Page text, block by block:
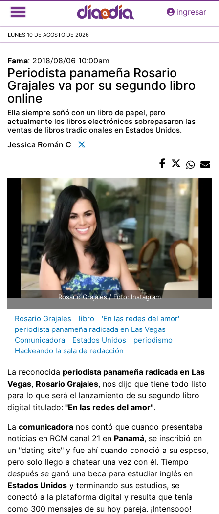
Pasar
al
principal
ingresar
LUNES 10 DE AGOSTO DE 2026
Fama: 2018/08/06 10:00am
Periodista panameña Rosario
Grajales va por su segundo libro
online
Ella siempre soñó con un libro de papel, pero
actualmente los libros electrónicos sobrepasaron las
ventas de libros tradicionales en Estados Unidos.
Jessica Román C
Rosario Grajales / Foto: Instagram
Rosario Grajales libro
'En las redes del amor'
periodista panameña radicada en Las Vegas
Comunicadora
Estados Unidos
periodismo
Hackeando la sala de redacción
La reconocida periodista panameña radicada en Las
Vegas, Rosario Grajales, nos dijo que tiene todo listo
para lo que será el lanzamiento de su segundo libro
digital titulado: "En las redes del amor".
La comunicadora nos contó que cuando presentaba
noticias en RCM canal 21 en Panamá, se inscribió en
un "dating site" y fue ahí cuando conoció a su esposo,
pero solo llego a chatear una vez con él. Tiempo
después se ganó una beca para estudiar inglés en
Estados Unidos y terminando sus estudios, se
conectó a la plataforma digital y resulta que tenía
como 300 mensajes de su hoy pareja. ¡Intensooo!